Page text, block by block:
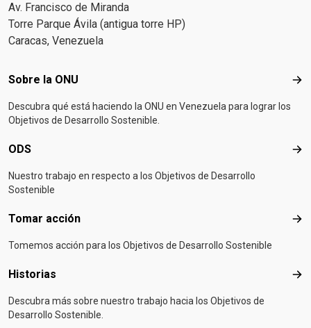
Av. Francisco de Miranda
Torre Parque Ávila (antigua torre HP)
Caracas, Venezuela
Footer menu
Sobre la ONU
Descubra qué está haciendo la ONU en Venezuela para lograr los
Objetivos de Desarrollo Sostenible.
ODS
Nuestro trabajo en respecto a los Objetivos de Desarrollo
Sostenible
Tomar acción
Tomemos acción para los Objetivos de Desarrollo Sostenible
Historias
Descubra más sobre nuestro trabajo hacia los Objetivos de
Desarrollo Sostenible.